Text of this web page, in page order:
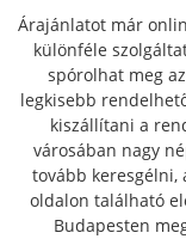
Árajánlatot már
különféle
spórolhat meg
legkisebb
kiszállítani a
városában nagy
tovább keresgélni,
oldalon található
Budapesten